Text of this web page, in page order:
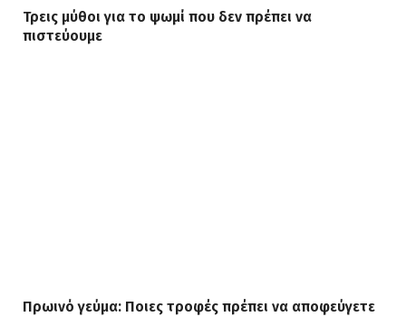
Τρεις μύθοι για το ψωμί που δεν πρέπει να
πιστεύουμε
Πρωινό γεύμα: Ποιες τροφές πρέπει να αποφεύγετε